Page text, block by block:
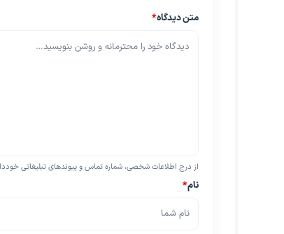
متن دیدگاه*
از درج اطلاعات شخصی، شماره تماس و پیوندهای تبلیغاتی
نام*